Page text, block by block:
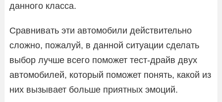
данного класса.
Сравнивать эти автомобили действительно
сложно, пожалуй, в данной ситуации сделать
выбор лучше всего поможет тест-драйв двух
автомобилей, который поможет понять, какой из
них вызывает больше приятных эмоций.